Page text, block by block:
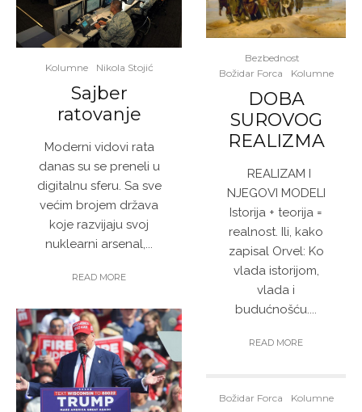
Kolumne Nikola Stojić
Sajber
ratovanje
Moderni vidovi rata
danas su se preneli u
digitalnu sferu. Sa sve
većim brojem država
koje razvijaju svoj
nuklearni arsenal,...
READ MORE
Bezbednost
Božidar Forca
Kolumne
DOBA
SUROVOG
REALIZMA
REALIZAM I
NJEGOVI MODELI
Istorija + teorija =
realnost. Ili, kako
zapisal Orvel: Ko
vlada istorijom,
vlada i
budućnošću....
READ MORE
Božidar Forca Kolumne